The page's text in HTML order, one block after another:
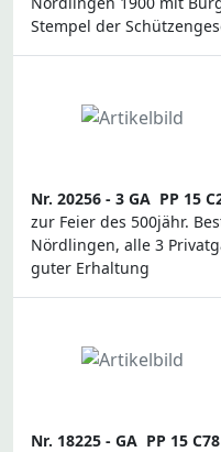
Stempel der
Nr. 20256 - 3 GA PP 15
zur Feier des 500jähr.
Nördlingen, alle 3
guter Erhaltung
Nr. 18225 - GA PP 15 C78